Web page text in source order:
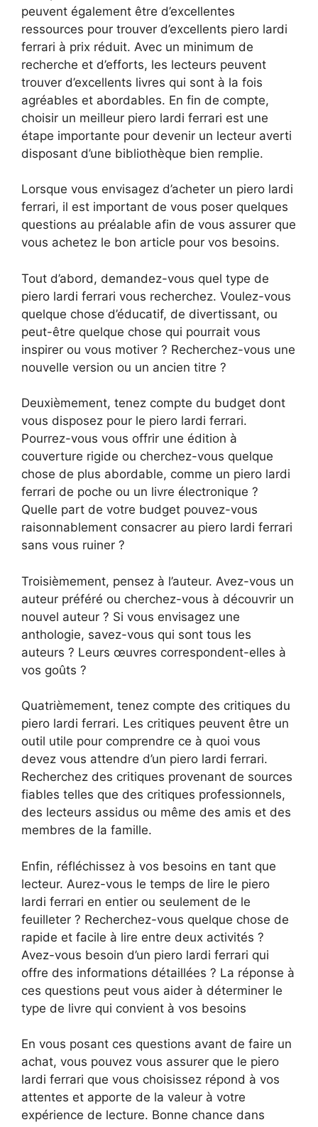
peuvent également être d’excellentes
ressources pour trouver d’excellents piero lardi
ferrari à prix réduit. Avec un minimum de
recherche et d’efforts, les lecteurs peuvent
trouver d’excellents livres qui sont à la fois
agréables et abordables. En fin de compte,
choisir un meilleur piero lardi ferrari est une
étape importante pour devenir un lecteur averti
disposant d’une bibliothèque bien remplie.
Lorsque vous envisagez d’acheter un piero lardi
ferrari, il est important de vous poser quelques
questions au préalable afin de vous assurer que
vous achetez le bon article pour vos besoins.
Tout d’abord, demandez-vous quel type de
piero lardi ferrari vous recherchez. Voulez-vous
quelque chose d’éducatif, de divertissant, ou
peut-être quelque chose qui pourrait vous
inspirer ou vous motiver ? Recherchez-vous une
nouvelle version ou un ancien titre ?
Deuxièmement, tenez compte du budget dont
vous disposez pour le piero lardi ferrari.
Pourrez-vous vous offrir une édition à
couverture rigide ou cherchez-vous quelque
chose de plus abordable, comme un piero lardi
ferrari de poche ou un livre électronique ?
Quelle part de votre budget pouvez-vous
raisonnablement consacrer au piero lardi ferrari
sans vous ruiner ?
Troisièmement, pensez à l’auteur. Avez-vous un
auteur préféré ou cherchez-vous à découvrir un
nouvel auteur ? Si vous envisagez une
anthologie, savez-vous qui sont tous les
auteurs ? Leurs œuvres correspondent-elles à
vos goûts ?
Quatrièmement, tenez compte des critiques du
piero lardi ferrari. Les critiques peuvent être un
outil utile pour comprendre ce à quoi vous
devez vous attendre d’un piero lardi ferrari.
Recherchez des critiques provenant de sources
fiables telles que des critiques professionnels,
des lecteurs assidus ou même des amis et des
membres de la famille.
Enfin, réfléchissez à vos besoins en tant que
lecteur. Aurez-vous le temps de lire le piero
lardi ferrari en entier ou seulement de le
feuilleter ? Recherchez-vous quelque chose de
rapide et facile à lire entre deux activités ?
Avez-vous besoin d’un piero lardi ferrari qui
offre des informations détaillées ? La réponse à
ces questions peut vous aider à déterminer le
type de livre qui convient à vos besoins
En vous posant ces questions avant de faire un
achat, vous pouvez vous assurer que le piero
lardi ferrari que vous choisissez répond à vos
attentes et apporte de la valeur à votre
expérience de lecture. Bonne chance dans